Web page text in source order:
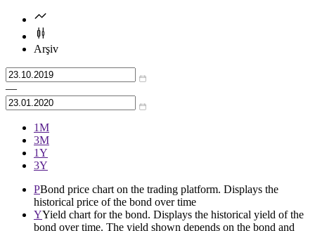
Arşiv
—
1М
3М
1Y
3Y
PBond price chart on the trading platform. Displays the
historical price of the bond over time
YYield chart for the bond. Displays the historical yield of the
bond over time. The yield shown depends on the bond and